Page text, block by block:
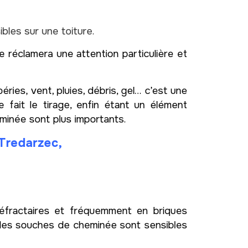
sur une toiture.
réclamera une attention particulière et
vent, pluies, débris, gel… c’est une
fait le tirage, enfin étant un élément
sont plus importants.
et fréquemment en briques
souches de cheminée sont sensibles